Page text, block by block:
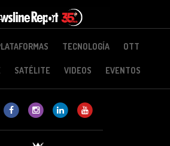
TECNOLOGÍA OTT
SATÉLITE VIDEOS EVENTOS